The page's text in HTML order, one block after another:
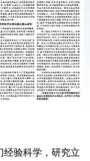
验科学，研究立